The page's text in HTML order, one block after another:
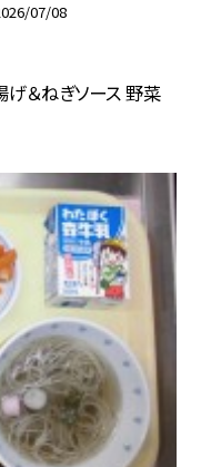
07/08
げ＆ねぎソース 野菜